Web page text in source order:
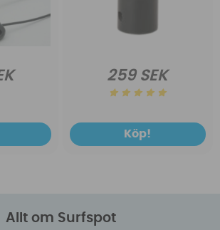
259 SEK
Köp!
Allt om Surfspot